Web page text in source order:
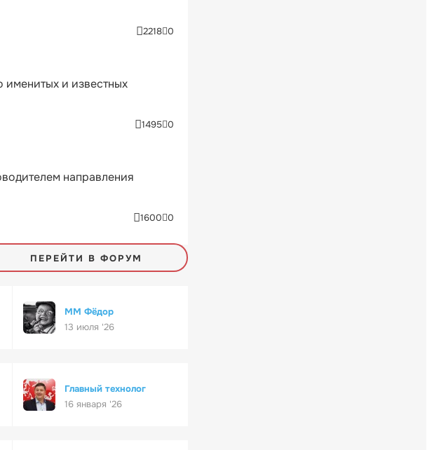
2218 0
и известных
1495 0
направления
1600 0
ПЕРЕЙТИ В ФОРУМ
ММ Фёдор
13 июля '26
Главный технолог
16 января '26